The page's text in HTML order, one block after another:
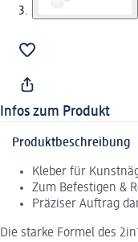
Infos zum Produkt
Produktbeschreibung
Kleber für
Zum Befestigen &
Präziser Auftrag
Die starke Formel des